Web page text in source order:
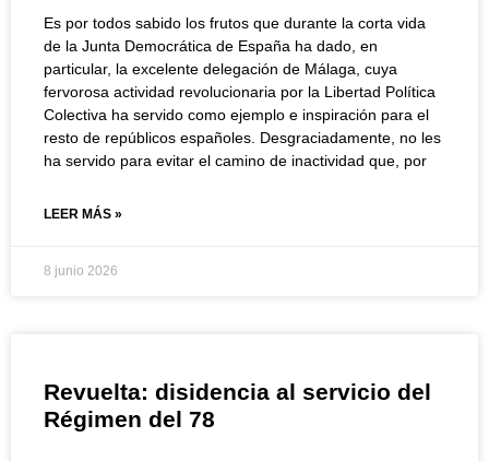
Es por todos sabido los frutos que durante la corta vida
de la Junta Democrática de España ha dado, en
particular, la excelente delegación de Málaga, cuya
fervorosa actividad revolucionaria por la Libertad Política
Colectiva ha servido como ejemplo e inspiración para el
resto de repúblicos españoles. Desgraciadamente, no les
ha servido para evitar el camino de inactividad que, por
LEER MÁS »
8 junio 2026
Revuelta: disidencia al servicio del
Régimen del 78